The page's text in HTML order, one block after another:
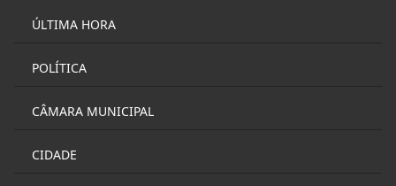
ÚLTIMA HORA
POLÍTICA
CÂMARA MUNICIPAL
CIDADE